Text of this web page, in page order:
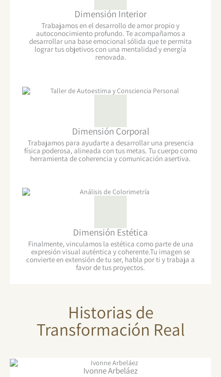
Dimensión Interior
Trabajamos en el desarrollo de amor propio y
autoconocimiento profundo. Te acompañamos a
desarrollar una base emocional sólida que te permita
lograr tus objetivos con una mentalidad y energía
renovada.
Dimensión Corporal
Trabajamos para ayudarte a desarrollar una presencia
física poderosa, alineada con tus metas. Tu cuerpo como
herramienta de coherencia y comunicación asertiva.
Dimensión Estética
Finalmente, vinculamos la estética como parte de una
expresión visual auténtica y coherente.Tu imagen se
convierte en extensión de tu ser, habla por ti y trabaja a
favor de tus proyectos.
Historias de
Transformación Real
Ivonne Arbeláez